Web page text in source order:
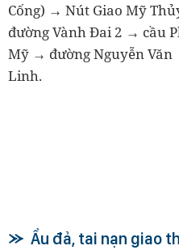
Cống) → Nút Giao Mỹ
đường Vành Đai 2 → cầu
Mỹ → đường Nguyễn Văn
Linh.
Ẩu đả, tai nạn giao